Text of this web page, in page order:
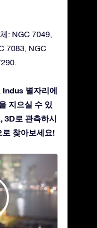
: NGC 7049,
7083, NGC
Indus 별자리에
지으실 수 있
3D로 관측하시
찾아보세요!